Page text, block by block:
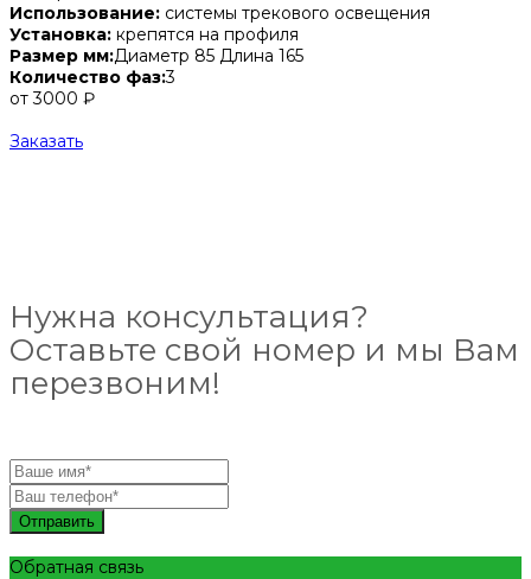
Использование: системы трекового освещения
Установка: крепятся на профиля
Размер мм:Диаметр 85 Длина 165
Количество фаз:3
от 3000 ₽
Заказать
Нужна консультация?
Оставьте свой номер и мы Вам
перезвоним!
Отправить
Обратная связь